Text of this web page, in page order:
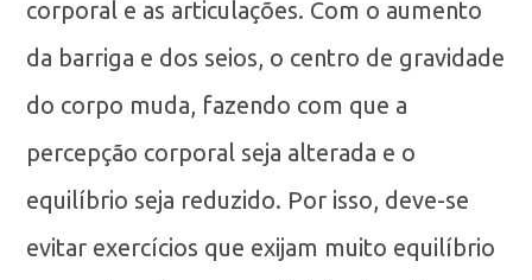
corporal e as articulações. Com o aumento
da barriga e dos seios, o centro de gravidade
do corpo muda, fazendo com que a
percepção corporal seja alterada e o
equilíbrio seja reduzido. Por isso, deve-se
evitar exercícios que exijam muito equilíbrio